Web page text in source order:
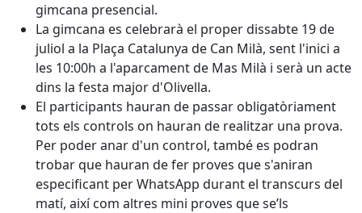
gimcana presencial.
La gimcana es celebrarà el proper dissabte 19 de
juliol a la Plaça Catalunya de Can Milà, sent l'inici a
les 10:00h a l'aparcament de Mas Milà i serà un acte
dins la festa major d'Olivella.
El participants hauran de passar obligatòriament
tots els controls on hauran de realitzar una prova.
Per poder anar d'un control, també es podran
trobar que hauran de fer proves que s'aniran
especificant per WhatsApp durant el transcurs del
matí, així com altres mini proves que se’ls